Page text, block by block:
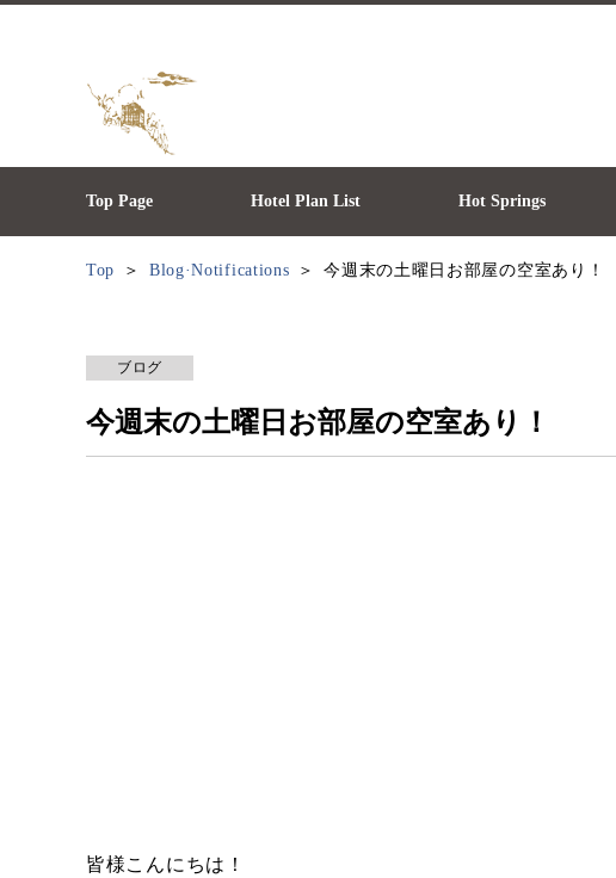
Top Page Hotel Plan List Hot Springs
Top Blog·Notifications 今週末の土曜日お部屋の空室あり！
ブログ
今週末の土曜日お部屋の空室あり！
皆様こんにちは！